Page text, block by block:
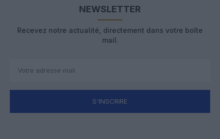
NEWSLETTER
Recevez notre actualité, directement dans votre boîte
mail.
S'INSCRIRE